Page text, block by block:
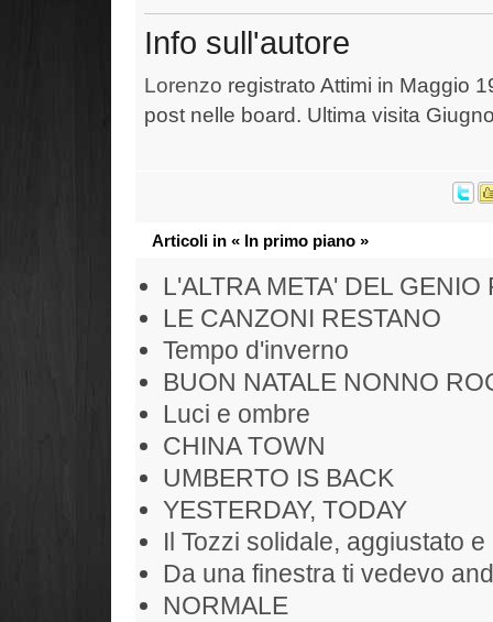
Info sull'autore
Lorenzo registrato Attimi in Maggio
post nelle board. Ultima visita
Articoli in « In primo piano »
L'ALTRA META' DEL GENIO
LE CANZONI RESTANO
Tempo d'inverno
BUON NATALE NONNO
Luci e ombre
CHINA TOWN
UMBERTO IS BACK
YESTERDAY, TODAY
Il Tozzi solidale, aggiustato
Da una finestra ti vedevo
NORMALE